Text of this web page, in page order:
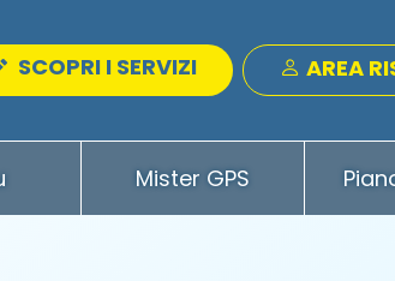
SCOPRI I SERVIZI AREA
Mister GPS